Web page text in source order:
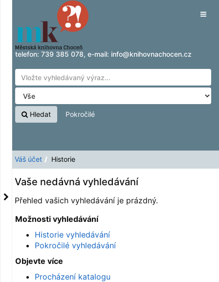
Přeskočit na obsah
telefon: 739 385 078, e-mail: info@knihovnachocen.cz
Hledat Pokročilé
Váš účet Historie
Vaše nedávná vyhledávání
Přehled vašich vyhledávání je prázdný.
Možnosti vyhledávání
Historie vyhledávání
Pokročilé vyhledávání
Objevte více
Procházení katalogu